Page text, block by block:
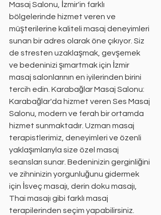
Masaj Salonu, İzmir'in farklı
bölgelerinde hizmet veren ve
müşterilerine kaliteli masaj deneyimleri
sunan bir adres olarak öne çıkıyor. Siz
de stresten uzaklaşmak, gevşemek
ve bedeninizi şımartmak için İzmir
masaj salonlarının en iyilerinden birini
tercih edin. Karabağlar Masaj Salonu:
Karabağlar'da hizmet veren Ses Masaj
Salonu, modern ve ferah bir ortamda
hizmet sunmaktadır. Uzman masaj
terapistlerimiz, deneyimleri ve özenli
yaklaşımlarıyla size özel masaj
seansları sunar. Bedeninizin gerginliğini
ve zihninizin yorgunluğunu gidermek
için İsveç masajı, derin doku masajı,
Thai masajı gibi farklı masaj
terapilerinden seçim yapabilirsiniz.